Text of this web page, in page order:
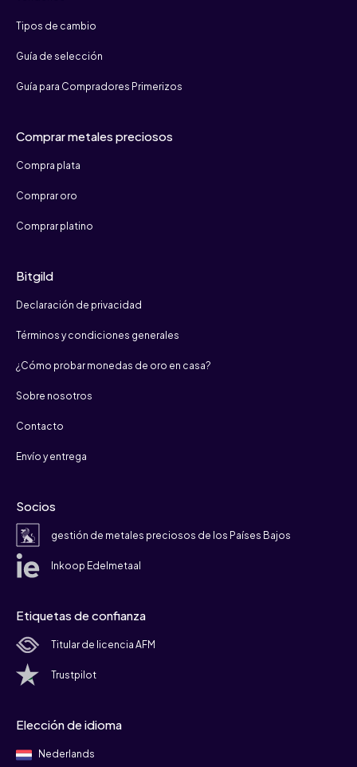
Tipos de cambio
Guía de selección
Guía para Compradores Primerizos
Comprar metales preciosos
Compra plata
Comprar oro
Comprar platino
Bitgild
Declaración de privacidad
Términos y condiciones generales
¿Cómo probar monedas de oro en casa?
Sobre nosotros
Contacto
Envío y entrega
Socios
gestión de metales preciosos de los Países Bajos
Inkoop Edelmetaal
Etiquetas de confianza
Titular de licencia AFM
Trustpilot
Elección de idioma
Nederlands